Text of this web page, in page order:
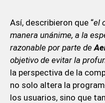
Así, describieron que “el
manera unánime, a la
razonable por parte de
objetivo de evitar la
la perspectiva de la
no solo altera la
los usuarios, sino que